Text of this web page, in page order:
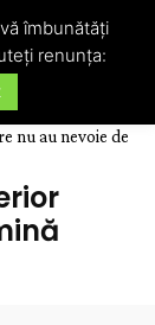
nu au nevoie de
îmbunătăți
renunța: